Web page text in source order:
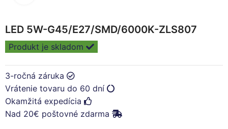
LED 5W-G45/E27/SMD/6000K-ZLS807
Produkt je skladom
3-ročná záruka
Vrátenie tovaru do 60 dní
Okamžitá expedícia
Nad 20€ poštovné zdarma